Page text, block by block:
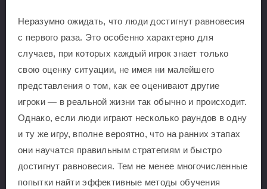
Неразумно ожидать, что люди достигнут равновесия
с первого раза. Это особенно характерно для
случаев, при которых каждый игрок знает только
свою оценку ситуации, не имея ни малейшего
представления о том, как ее оценивают другие
игроки — в реальной жизни так обычно и происходит.
Однако, если люди играют несколько раундов в одну
и ту же игру, вполне вероятно, что на ранних этапах
они научатся правильным стратегиям и быстро
достигнут равновесия. Тем не менее многочисленные
попытки найти эффективные методы обучения